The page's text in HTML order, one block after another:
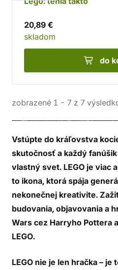
20,89 €
skladom
do
zobrazené 1 - 7 z 7
Vstúpte do kráľovstva
skutočnosť a každý
vlastný svet. LEGO je viac
to ikona, ktorá spája
nekonečnej kreativite.
budovania, objavovania a
Wars cez Harryho Pottera
LEGO.
LEGO nie je len hračka –